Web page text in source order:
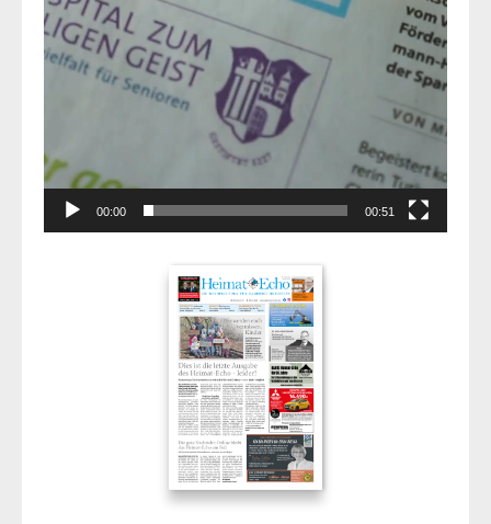
00:00 00:51